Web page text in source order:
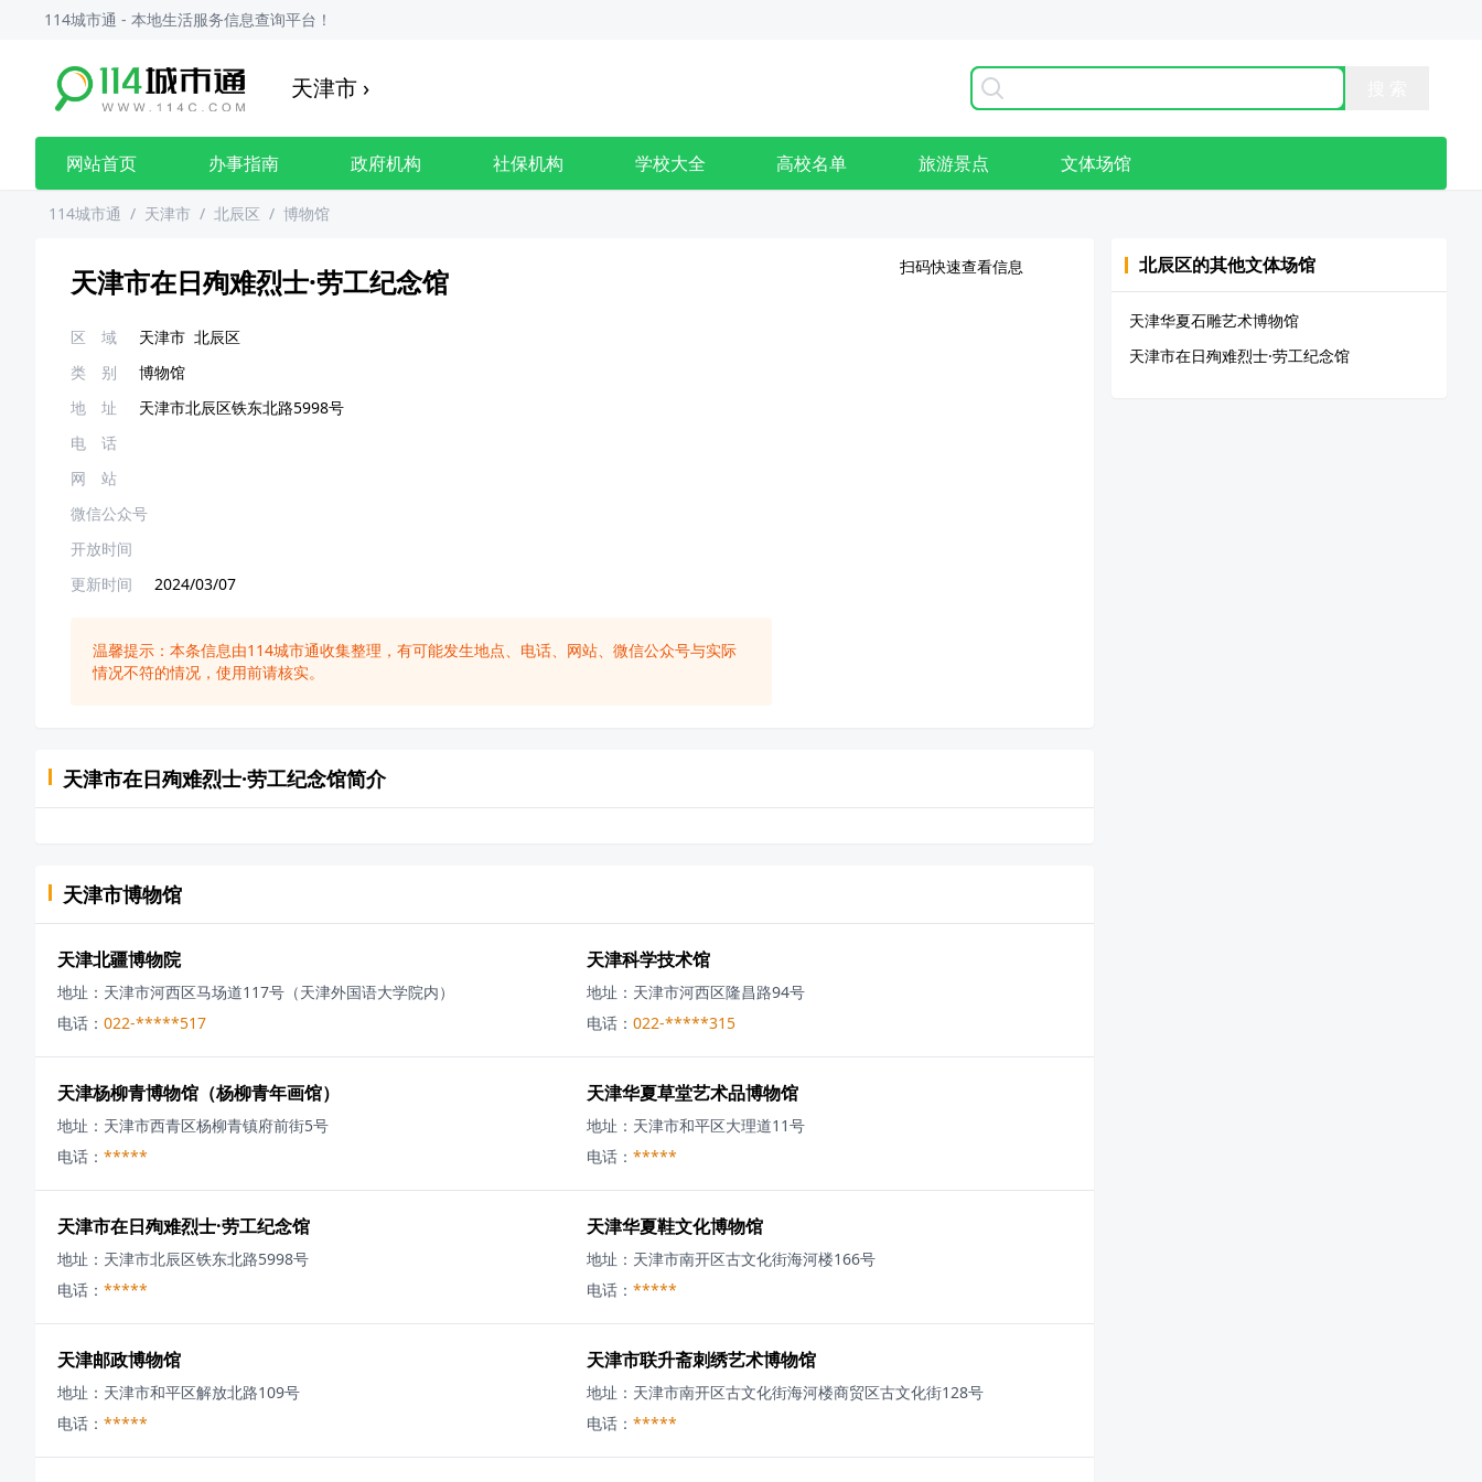
114城市通 - 本地生活服务信息查询平台！
天津市 ›
网站首页 办事指南 政府机构 社保机构 学校大全 高校名单 旅游景点 文体场馆
114城市通 / 天津市 / 北辰区 / 博物馆
天津市在日殉难烈士·劳工纪念馆
区 域 天津市 北辰区
类 别
博物馆
地 址
天津市北辰区铁东北路5998号
电 话
网 站
微信公众号
开放时间
更新时间
2024/03/07
温馨提示：本条信息由114城市通收集整理，有可能发生地点、电话、网站、微信公众号与实际
情况不符的情况，使用前请核实。
扫码快速查看信息
天津市在日殉难烈士·劳工纪念馆简介
天津市博物馆
天津北疆博物院
地址： 天津市河西区马场道117号（天津外国语大学院内）
电话： 022-*****517
天津科学技术馆
地址： 天津市河西区隆昌路94号
电话： 022-*****315
天津杨柳青博物馆（杨柳青年画馆）
地址： 天津市西青区杨柳青镇府前街5号
电话： *****
天津华夏草堂艺术品博物馆
地址： 天津市和平区大理道11号
电话： *****
天津市在日殉难烈士·劳工纪念馆
地址： 天津市北辰区铁东北路5998号
电话： *****
天津华夏鞋文化博物馆
地址： 天津市南开区古文化街海河楼166号
电话： *****
天津邮政博物馆
地址： 天津市和平区解放北路109号
电话： *****
天津市联升斋刺绣艺术博物馆
地址： 天津市南开区古文化街海河楼商贸区古文化街128号
电话： *****
北辰区的其他文体场馆
天津华夏石雕艺术博物馆
天津市在日殉难烈士·劳工纪念馆